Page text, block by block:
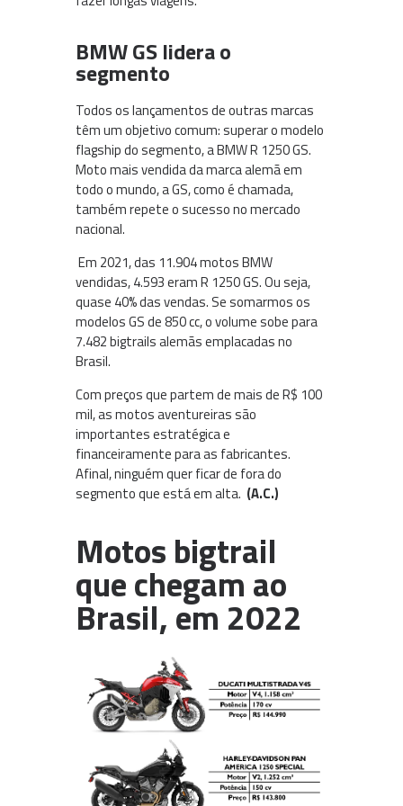
BMW GS lidera o
segmento
Todos os lançamentos de outras marcas
têm um objetivo comum: superar o modelo
flagship do segmento, a BMW R 1250 GS.
Moto mais vendida da marca alemã em
todo o mundo, a GS, como é chamada,
também repete o sucesso no mercado
nacional.
Em 2021, das 11.904 motos BMW
vendidas, 4.593 eram R 1250 GS. Ou seja,
quase 40% das vendas. Se somarmos os
modelos GS de 850 cc, o volume sobe para
7.482 bigtrails alemãs emplacadas no
Brasil.
Com preços que partem de mais de R$ 100
mil, as motos aventureiras são
importantes estratégica e
financeiramente para as fabricantes.
Afinal, ninguém quer ficar de fora do
segmento que está em alta. (A.C.)
Motos bigtrail
que chegam ao
Brasil, em 2022